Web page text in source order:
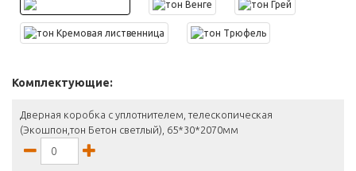
Комплектующие:
Дверная коробка с уплотнителем, телескопическая
(Экошпон,тон Бетон светлый), 65*30*2070мм